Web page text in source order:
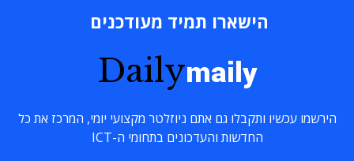
הישארו תמיד מעודכנים
Dailymaily
הירשמו עכשיו ותקבלו גם אתם ניוזלטר מקצועי יומי, המרכז את כל
החדשות והעדכונים בתחומי ה-ICT